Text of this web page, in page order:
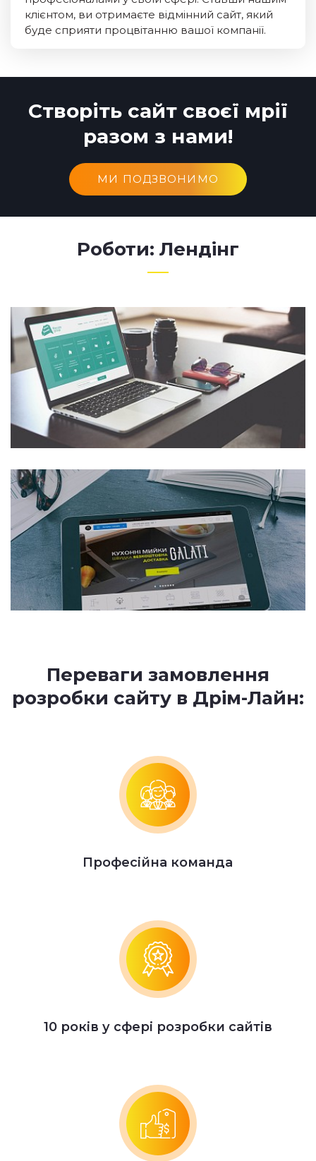
клієнтом, ви отримаєте відмінний сайт, який
буде сприяти процвітанню вашої компанії.
Створіть сайт своєї мрії
разом з нами!
МИ ПОДЗВОНИМО
Роботи: Лендінг
Переваги замовлення
розробки сайту в Дрім-Лайн:
Професійна команда
10 років у сфері розробки сайтів